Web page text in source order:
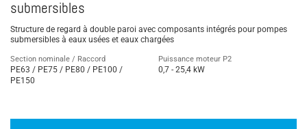
submersibles
Structure de regard à double paroi avec composants intégrés pour pompes
submersibles à eaux usées et eaux chargées
Section nominale / Raccord
PE63 / PE75 / PE80 / PE100 /
PE150
Puissance moteur P2
0,7 - 25,4 kW